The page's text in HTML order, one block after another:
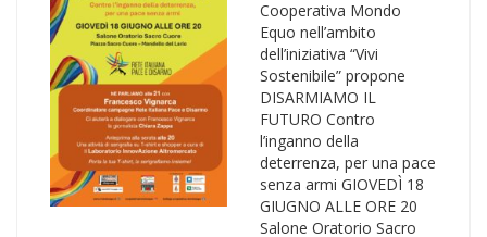
Cooperativa Mondo
Equo nell’ambito
dell’iniziativa “Vivi
Sostenibile” propone
DISARMIAMO IL
FUTURO Contro
l’inganno della
deterrenza, per una pace
senza armi GIOVEDÌ 18
GIUGNO ALLE ORE 20
Salone Oratorio Sacro